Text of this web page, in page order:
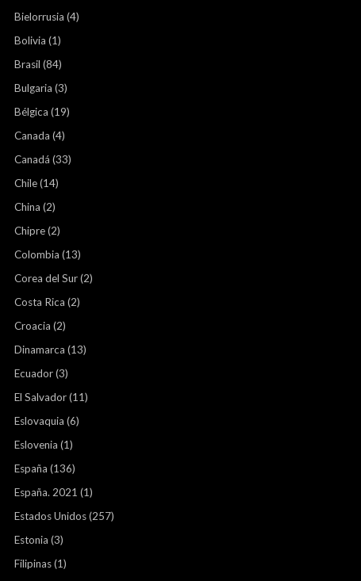
Bielorrusia (4)
Bolivia (1)
Brasil (84)
Bulgaria (3)
Bélgica (19)
Canada (4)
Canadá (33)
Chile(14)
China (2)
Chipre(2)
Colombia (13)
Corea del Sur(2)
Costa Rica (2)
Croacia (2)
Dinamarca (13)
Ecuador(3)
El Salvador(11)
Eslovaquia (6)
Eslovenia (1)
España (136)
España. 2021 (1)
Estados Unidos(257)
Estonia (3)
Filipinas(1)